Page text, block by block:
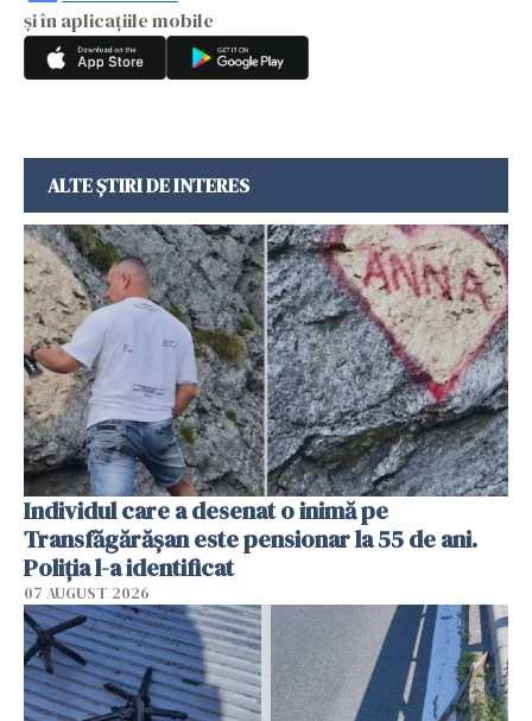
și în aplicațiile mobile
ALTE ȘTIRI DE INTERES
Individul care a desenat o inimă pe
Transfăgărășan este pensionar la 55 de ani.
Poliția l-a identificat
07 AUGUST 2026